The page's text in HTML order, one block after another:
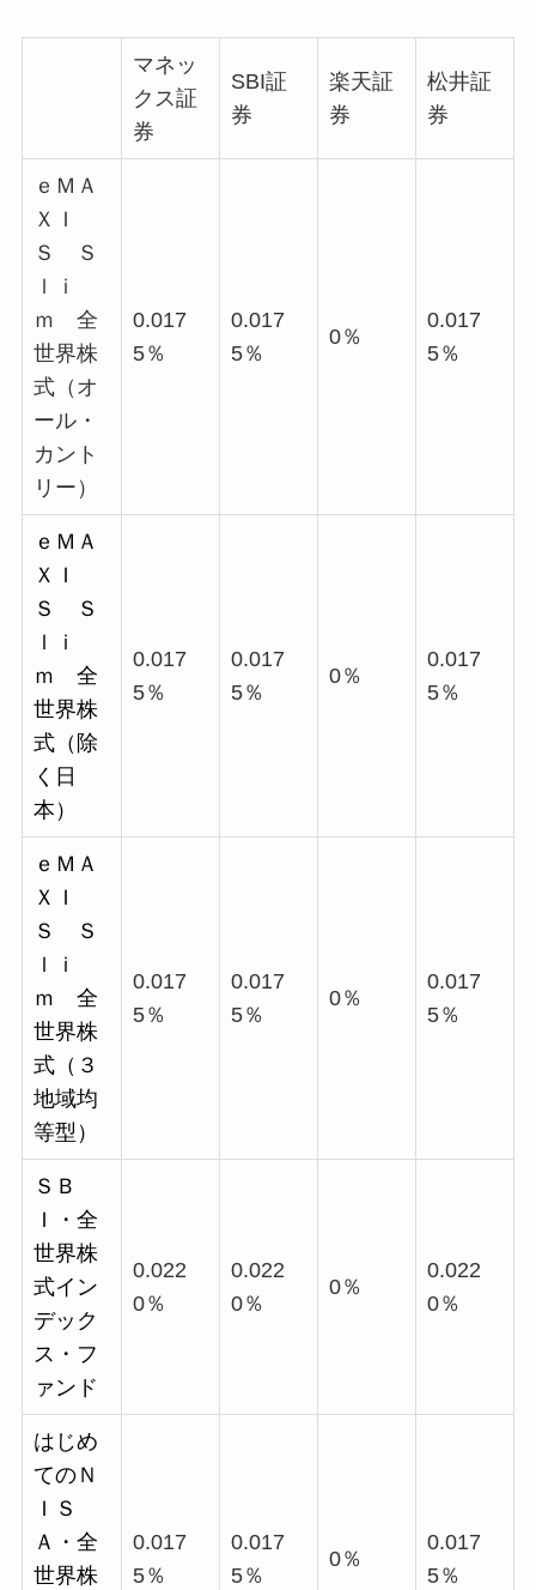
マネッ
クス証
券
SBI証
券
楽天証
券
松井証
券
ｅＭＡ
ＸＩ
Ｓ Ｓ
ｌｉ
ｍ 全
世界株
式（オ
ール・
カント
リー）
0.017
5％
0.017
5％
0％
0.017
5％
ｅＭＡ
ＸＩ
Ｓ Ｓ
ｌｉ
ｍ 全
世界株
式（除
く日
本）
0.017
5％
0.017
5％
0％
0.017
5％
ｅＭＡ
ＸＩ
Ｓ Ｓ
ｌｉ
ｍ 全
世界株
式（３
地域均
等型）
0.017
5％
0.017
5％
0％
0.017
5％
ＳＢ
Ｉ・全
世界株
式イン
デック
ス・フ
ァンド
0.022
0％
0.022
0％
0％
0.022
0％
はじめ
てのＮ
ＩＳ
Ａ・全
世界株
0.017
5％
0.017
5％
0％
0.017
5％